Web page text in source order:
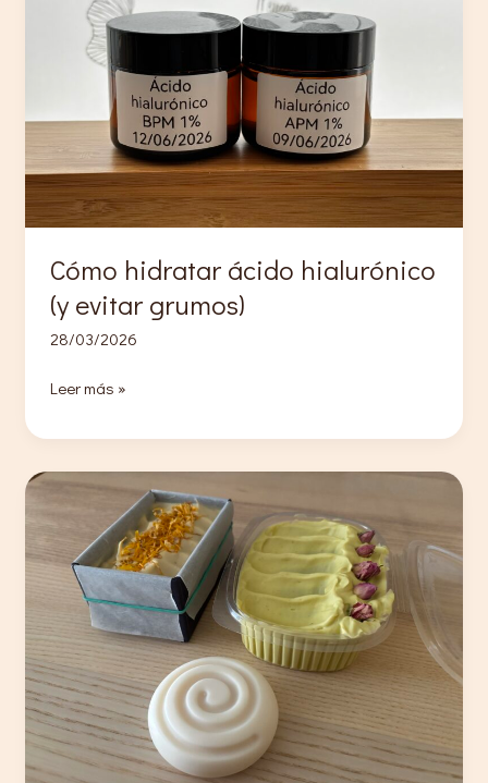
Cómo hidratar ácido hialurónico
(y evitar grumos)
28/03/2026
Cómo
ácido
evitar
grumos)
Leer más »